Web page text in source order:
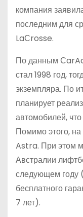
компания
последним для
LaСrosse.
По данным
стал 1998 год,
экземпляра. По
планирует
автомобилей,
Помимо этого,
Astra. При этом
Австралии
следующем году
бесплатного
7 лет).